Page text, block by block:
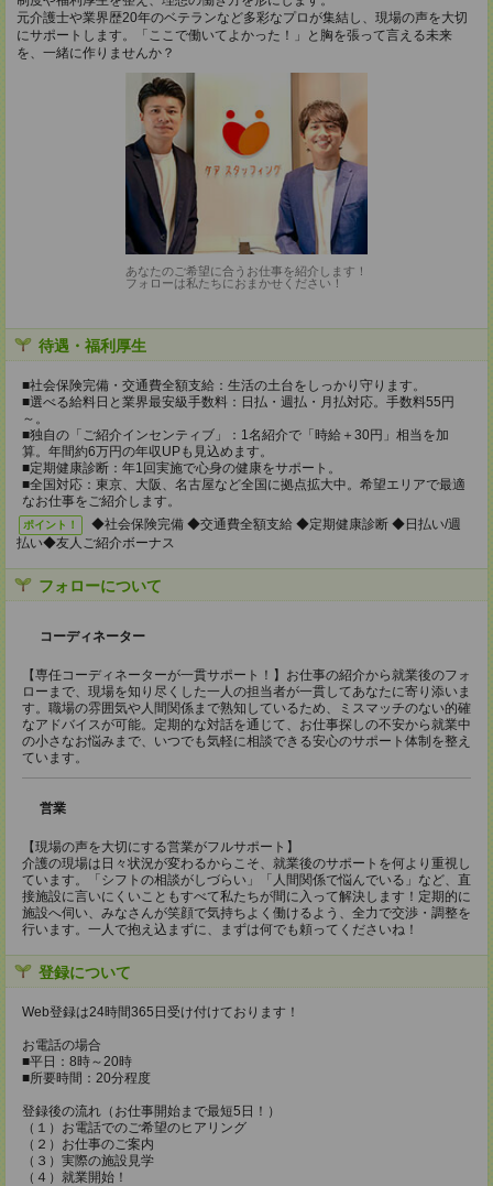
元介護士や業界歴20年のベテランなど多彩なプロが集結し、現場の声を大切
にサポートします。「ここで働いてよかった！」と胸を張って言える未来
を、一緒に作りませんか？
あなたのご希望に合うお仕事を紹介します！
フォローは私たちにおまかせください！
待遇・福利厚生
■社会保険完備・交通費全額支給：生活の土台をしっかり守ります。
■選べる給料日と業界最安級手数料：日払・週払・月払対応。手数料55円
～。
■独自の「ご紹介インセンティブ」：1名紹介で「時給＋30円」相当を加
算。年間約6万円の年収UPも見込めます。
■定期健康診断：年1回実施で心身の健康をサポート。
■全国対応：東京、大阪、名古屋など全国に拠点拡大中。希望エリアで最適
なお仕事をご紹介します。
ポイント！
◆社会保険完備 ◆交通費全額支給 ◆定期健康診断 ◆日払い/週
払い◆友人ご紹介ボーナス
フォローについて
コーディネーター
【専任コーディネーターが一貫サポート！】お仕事の紹介から就業後のフォ
ローまで、現場を知り尽くした一人の担当者が一貫してあなたに寄り添いま
す。職場の雰囲気や人間関係まで熟知しているため、ミスマッチのない的確
なアドバイスが可能。定期的な対話を通じて、お仕事探しの不安から就業中
の小さなお悩みまで、いつでも気軽に相談できる安心のサポート体制を整え
ています。
営業
【現場の声を大切にする営業がフルサポート】
介護の現場は日々状況が変わるからこそ、就業後のサポートを何より重視し
ています。「シフトの相談がしづらい」「人間関係で悩んでいる」など、直
接施設に言いにくいこともすべて私たちが間に入って解決します！定期的に
施設へ伺い、みなさんが笑顔で気持ちよく働けるよう、全力で交渉・調整を
行います。一人で抱え込まずに、まずは何でも頼ってくださいね！
登録について
Web登録は24時間365日受け付けております！
お電話の場合
■平日：8時～20時
■所要時間：20分程度
登録後の流れ（お仕事開始まで最短5日！）
（１）お電話でのご希望のヒアリング
（２）お仕事のご案内
（３）実際の施設見学
（４）就業開始！